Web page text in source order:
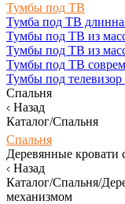
Тумбы под ТВ
Тумба под ТВ
Тумбы под ТВ из
Тумбы под ТВ из
Тумбы под ТВ
Тумбы под телевизор
Спальня
Назад
Каталог/Спальня
Спальня
Деревянные
Назад
Каталог/Спальня/
механизмом